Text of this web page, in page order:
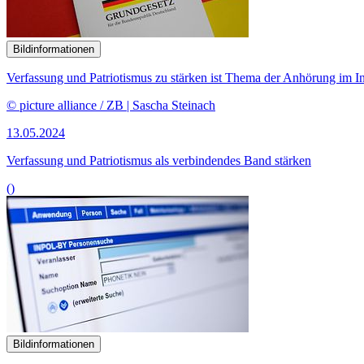
Bildinformationen
Verfassung und Patriotismus zu stärken ist Thema der Anhörung im
© picture alliance / ZB | Sascha Steinach
13.05.2024
Verfassung und Patriotismus als verbindendes Band stärken
()
Bildinformationen